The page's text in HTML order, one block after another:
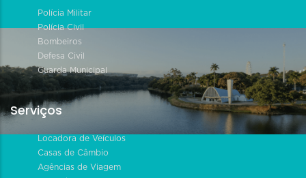
Polícia Militar
Polícia Civil
Bombeiros
Defesa Civil
Guarda Municipal
Serviços
Locadora de Veículos
Casas de Câmbio
Agências de Viagem